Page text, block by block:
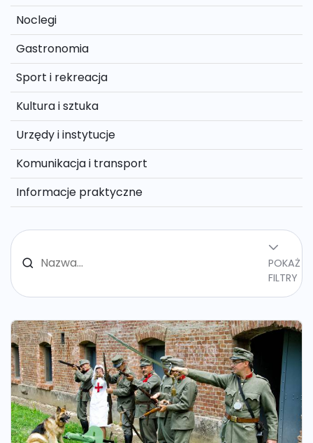
POKAŻ
FILTRY
Noclegi
Gastronomia
Sport i rekreacja
Kultura i sztuka
Urzędy i instytucje
Komunikacja i transport
Informacje praktyczne